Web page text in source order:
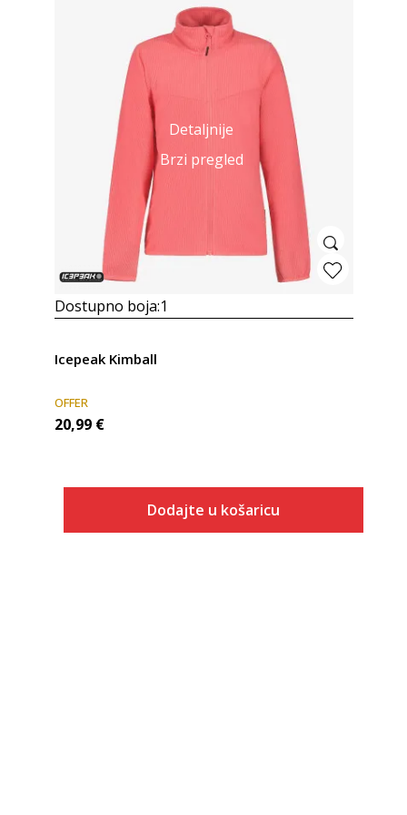
Detaljnije
Brzi pregled
Dostupno boja:1
Icepeak Kimball
OFFER
20,99 €
Dodajte u košaricu